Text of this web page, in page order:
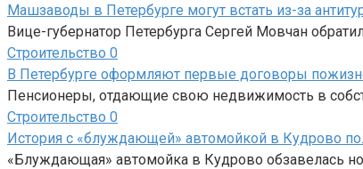
Машзаводы в Петербурге могут встать из-за
Вице-губернатор Петербурга Сергей Мовчан
Строительство 0
В Петербурге оформляют первые договоры
Пенсионеры, отдающие свою недвижимость в
Строительство 0
История с «блуждающей» автомойкой в Кудрово
«Блуждающая» автомойка в Кудрово обзавелась